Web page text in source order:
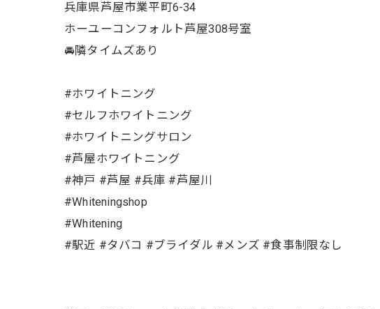
兵庫県芦屋市業平町6-34
ホーユーコンフォルト芦屋308号室
🚘隣タイムズあり
#ホワイトニング
#セルフホワイトニング
#ホワイトニングサロン
#芦屋ホワイトニング
#神戸 #芦屋 #兵庫 #芦屋川
#Whiteningshop
#Whitening
#駅近 #タバコ #ブライダル #メンズ #食事制限なし